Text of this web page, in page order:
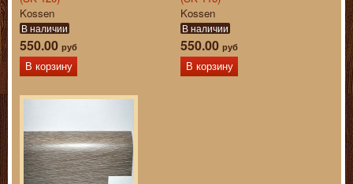
Kossen
В наличии
550.00 руб
В корзину
Kossen
В наличии
550.00 руб
В корзину